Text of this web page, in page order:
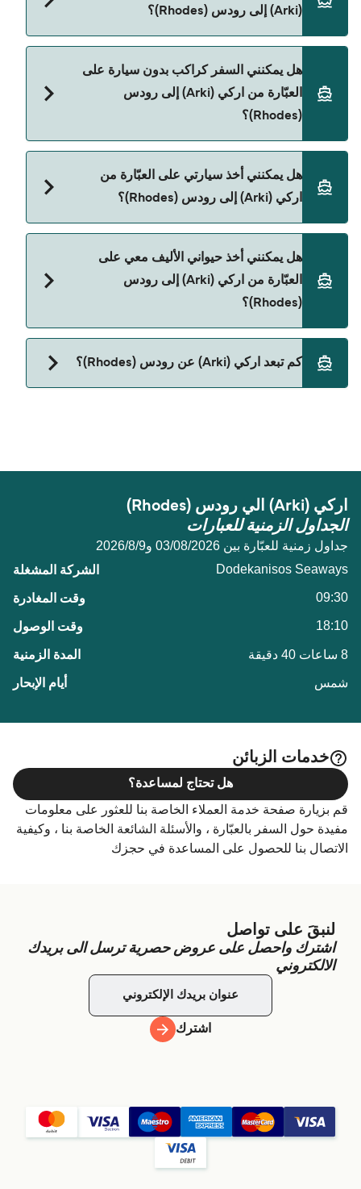
(Arki) إلى رودس (Rhodes)؟
صفحة العروض لمعرفة أحدث التخفيضات.
هل يمكنني السفر كراكب بدون سيارة على
العبّارة من اركي (Arki) إلى رودس
(Rhodes)؟
إلى رودس (Rhodes) مع:
هل يمكنني أخذ سيارتي على العبّارة من
اركي (Arki) إلى رودس (Rhodes)؟
نعم، يمكنك السفر مع سيارتك على العبّارة من اركي
Dodekanisos Seaways
هل يمكنني أخذ حيواني الأليف معي على
العبّارة من اركي (Arki) إلى رودس
(Rhodes)؟
(Arki) و رودس (Rhodes).
كم تبعد اركي (Arki) عن رودس (Rhodes)؟
اركي (Arki) الي رودس (Rhodes)
الجداول الزمنية للعبارات
جداول زمنية للعبّارة بين 03/08/2026 و9‏/8‏/2026
Dodekanisos Seaways
09:30
18:10
8 ساعات 40 دقيقة
شمس
خدمات الزبائن
قم بزيارة صفحة خدمة العملاء الخاصة بنا للعثور على معلومات
مفيدة حول السفر بالعبّارة ، والأسئلة الشائعة الخاصة بنا ، وكيفية
الاتصال بنا للحصول على المساعدة في حجزك
هل تحتاج لمساعدة؟
لنبقَ على تواصل
اشترك واحصل على عروض حصرية ترسل الى بريدك
الالكتروني
اشترك